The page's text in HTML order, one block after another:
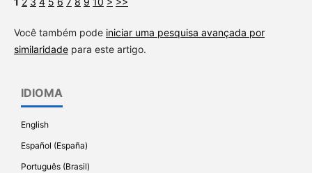
Você também pode iniciar uma pesquisa avançada por
similaridadepara este artigo.
IDIOMA
English
Español (España)
Português (Brasil)